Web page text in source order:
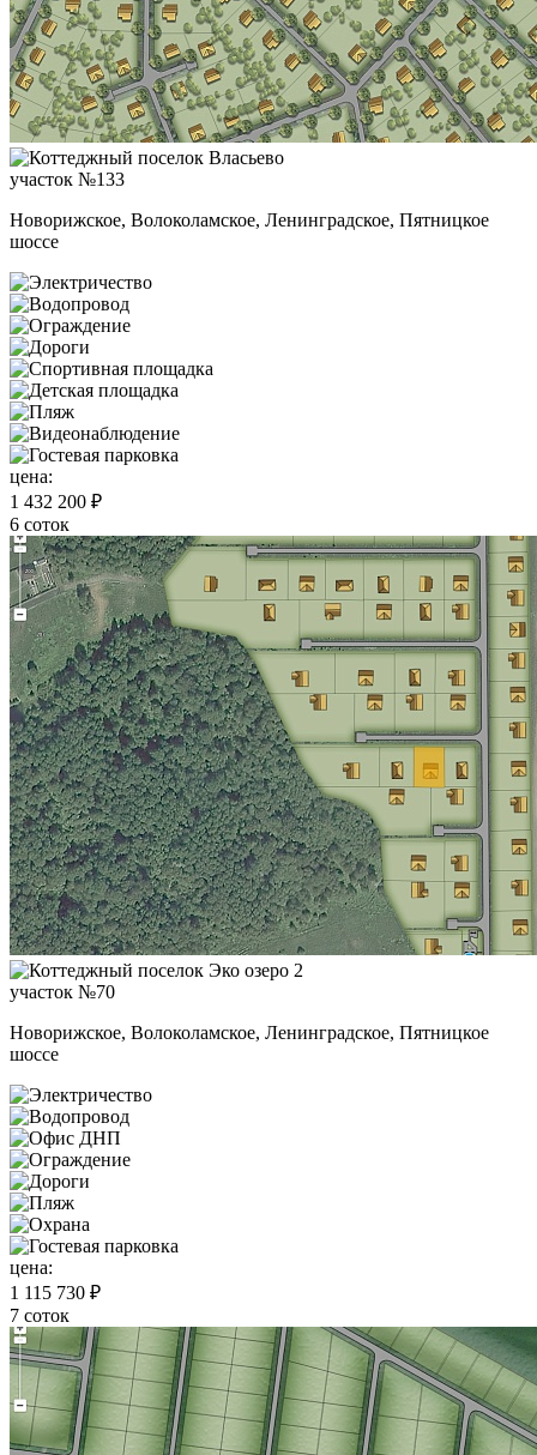
участок №133
Новорижское, Волоколамское, Ленинградское, Пятницкое
шоссе
цена:
1 432 200 ₽
6 соток
участок №70
Новорижское, Волоколамское, Ленинградское, Пятницкое
шоссе
цена:
1 115 730 ₽
7 соток